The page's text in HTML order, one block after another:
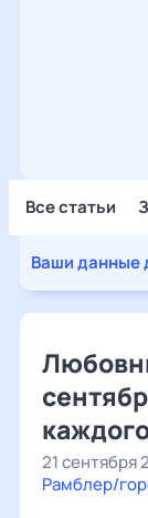
Все статьи
Ваши данные
21 сентября
Рамблер/